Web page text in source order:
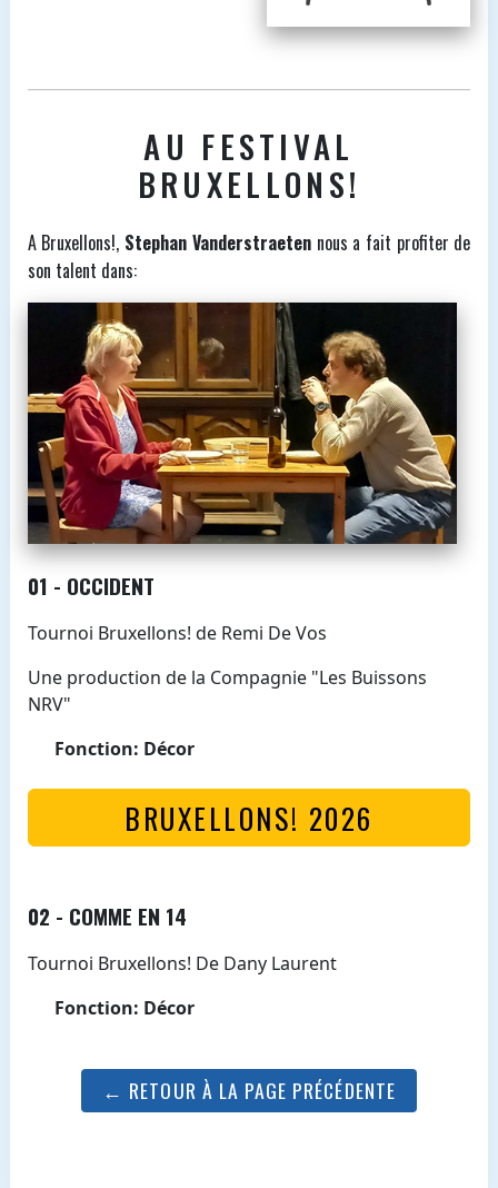
AU FESTIVAL
BRUXELLONS!
A Bruxellons!, Stephan Vanderstraetennous a fait profiter de
son talent dans:
01 - OCCIDENT
Tournoi Bruxellons! de Remi De Vos
Une production de la Compagnie "Les Buissons
NRV"
Fonction: Décor
BRUXELLONS! 2026
02 - COMME EN 14
Tournoi Bruxellons! De Dany Laurent
Fonction: Décor
← RETOUR À LA PAGE PRÉCÉDENTE